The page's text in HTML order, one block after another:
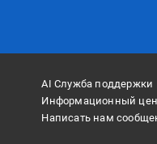
AI Служба поддержки
Информационный
Написать нам